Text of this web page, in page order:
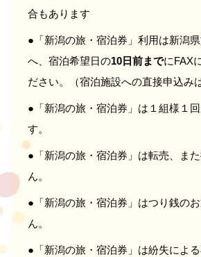
合もあります
●「新潟の旅・宿泊券」利用は新潟
へ、宿泊希望日の10日前までにFAX
ださい。（宿泊施設への直接申込み
●「新潟の旅・宿泊券」は１組様１
す。
●「新潟の旅・宿泊券」は転売、ま
ん。
●「新潟の旅・宿泊券」はつり銭の
ん。
●「新潟の旅・宿泊券」は紛失によ